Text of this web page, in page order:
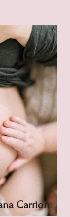
Carrion